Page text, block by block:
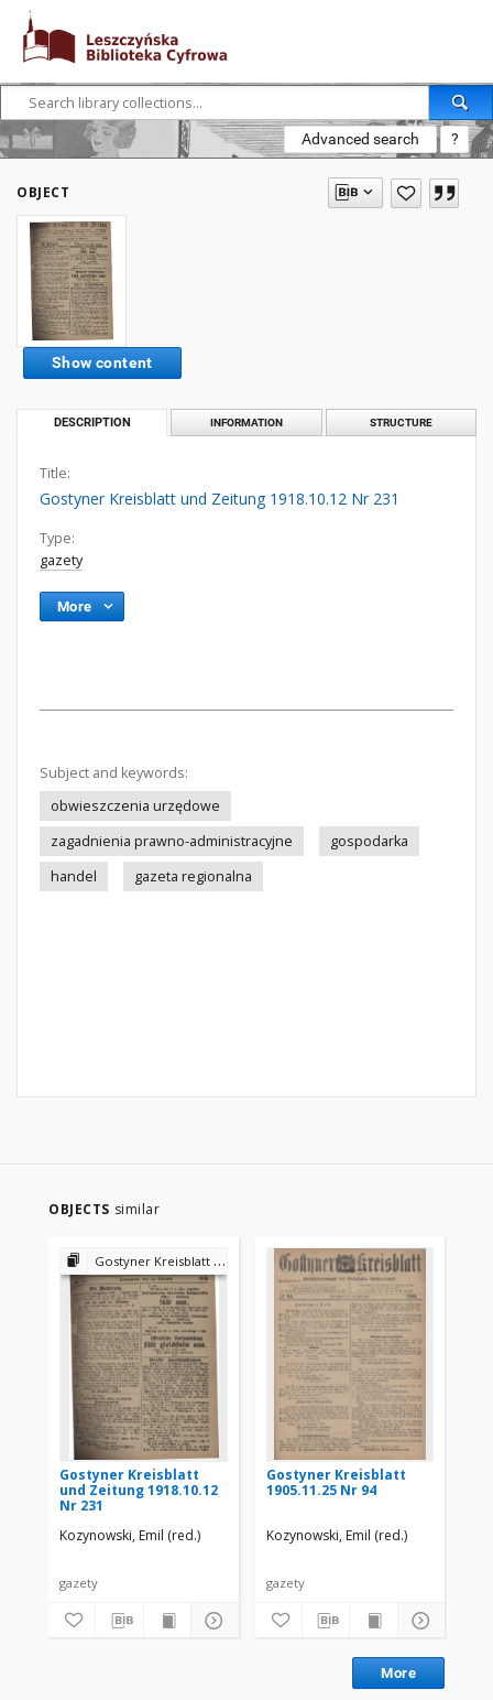
Advanced search ?
OBJECT
Show content
DESCRIPTION INFORMATION STRUCTURE
Title:
Gostyner Kreisblatt und Zeitung 1918.10.12 Nr 231
Type:
gazety
More
Subject and keywords:
obwieszczenia urzędowe
zagadnienia prawno-administracyjne
gospodarka
handel
gazeta regionalna
OBJECTS similar
Gostyner Kreisblatt 1918
Gostyner Kreisblatt
und Zeitung 1918.10.12
Nr 231
Kozynowski, Emil (red.)
gazety
Gostyner Kreisblatt
1905.11.25 Nr 94
Kozynowski, Emil (red.)
gazety
More